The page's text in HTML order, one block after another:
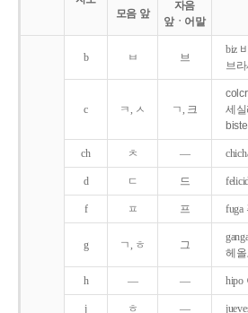
모음 앞
자음
앞ㆍ어말
b ㅂ 브
biz
브
c ㅋ, ㅅ ㄱ, 크
세
ch ㅊ ―
d ㄷ 드
f ㅍ 프 fuga
g ㄱ, ㅎ 그
헤올
h ― ― hipo
j ㅎ ―